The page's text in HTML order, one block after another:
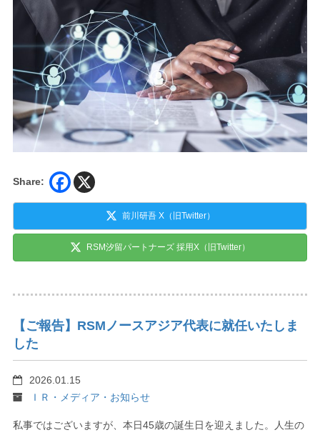
Share:
前川研吾 X（旧Twitter）
RSM汐留パートナーズ 採用X（旧Twitter）
【ご報告】RSMノースアジア代表に就任いたしま
した
2026.01.15
ＩＲ・メディア・お知らせ
私事ではございますが、本日45歳の誕生日を迎えました。人生の